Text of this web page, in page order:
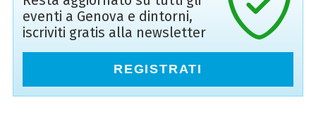
eventi a Genova e dintorni,
iscriviti gratis alla newsletter
REGISTRATI